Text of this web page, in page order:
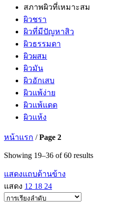
สภาพผิวที่เหมาะสม
ผิวชรา
ผิวที่มีปัญหาสิว
ผิวธรรมดา
ผิวผสม
ผิวมัน
ผิวอักเสบ
ผิวแพ้ง่าย
ผิวแพ้แดด
ผิวแห้ง
หน้าแรก /Page 2
Showing 19–36 of 60 results
แสดงแถบด้านข้าง
แสดง 12 18 24